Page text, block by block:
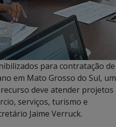
para contratação de
em Mato Grosso do Sul, um
deve atender projetos
serviços, turismo e
Jaime Verruck.